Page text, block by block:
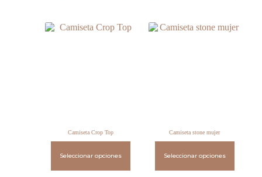
Camiseta Crop Top
Seleccionar opciones
Camiseta stone mujer
Seleccionar opciones